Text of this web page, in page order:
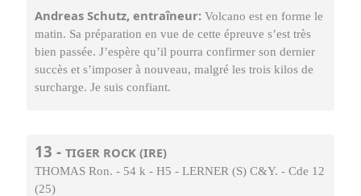
Andreas Schutz, entraîneur: Volcano est en forme le
matin. Sa préparation en vue de cette épreuve s’est très
bien passée. J’espère qu’il pourra confirmer son dernier
succès et s’imposer à nouveau, malgré les trois kilos de
surcharge. Je suis confiant.
13 - TIGER ROCK (IRE)
THOMAS Ron. - 54 k - H5 - LERNER (S) C&Y. - Cde 12
(25)